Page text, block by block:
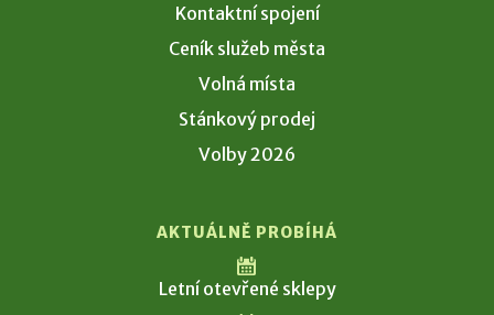
Kontaktní spojení
Ceník služeb města
Volná místa
Stánkový prodej
Volby 2026
AKTUÁLNĚ PROBÍHÁ
Letní otevřené sklepy